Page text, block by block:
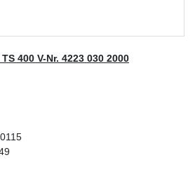
400 V-Nr. 4223 030 2000